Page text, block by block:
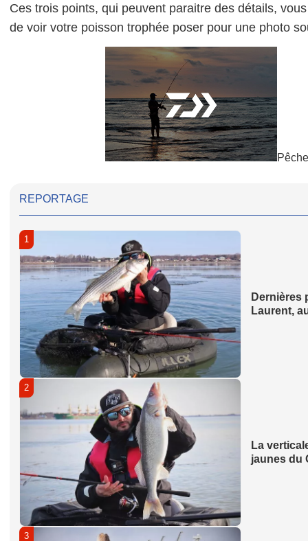
Ces trois points, qui peuvent paraitre des détails,
de voir votre poisson trophée poser pour une photo
REPORTAGE
1
Dernières
Laurent,
2
La
jaunes du
3